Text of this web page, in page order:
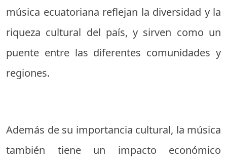
música ecuatoriana reflejan la diversidad y la
riqueza cultural del país, y sirven como un
puente entre las diferentes comunidades y
regiones.
Además de su importancia cultural, la música
también tiene un impacto económico